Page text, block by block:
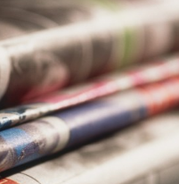
Forschungsthemen